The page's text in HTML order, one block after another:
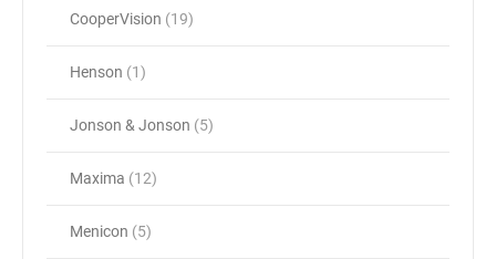
CooperVision (19)
Henson (1)
Jonson & Jonson (5)
Maxima (12)
Menicon (5)